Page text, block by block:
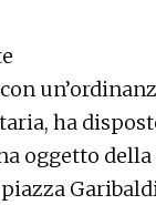
ha
oggetto